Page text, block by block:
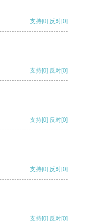
支持[0] 反对[0]
支持[0] 反对[0]
支持[0] 反对[0]
支持[0] 反对[0]
支持[0] 反对[0]